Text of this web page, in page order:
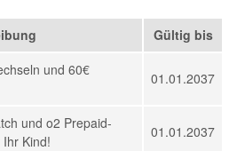
Gültig bis
und 60€
01.01.2037
und o2 Prepaid-
Kind!
01.01.2037